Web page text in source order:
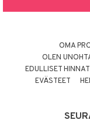
OMA
OLEN
EDULLISET HINNAT
EVÄSTEET